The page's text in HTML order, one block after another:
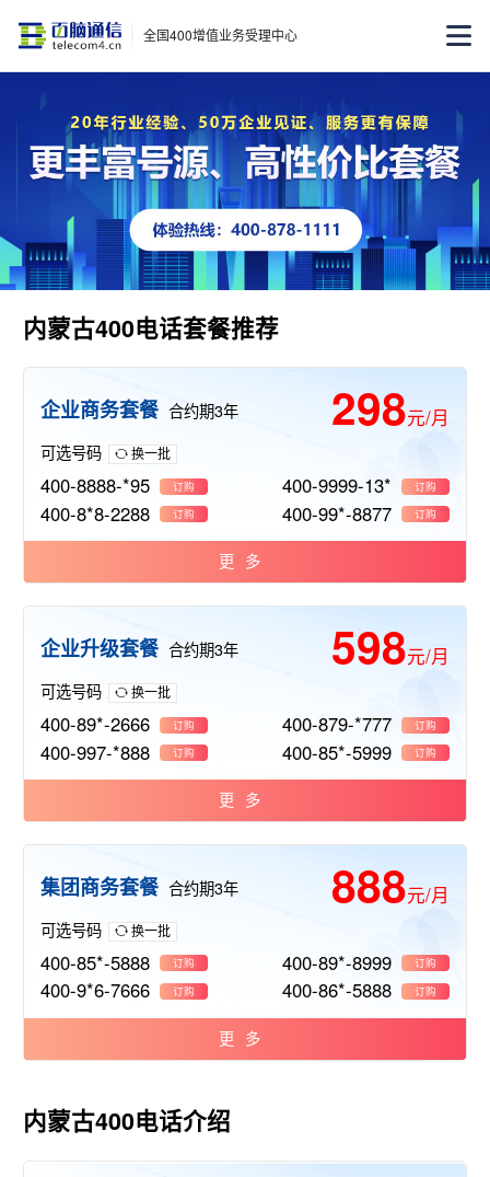
全国400增值业务受理中心
内蒙古400电话套餐推荐
企业商务套餐 合约期3年 298元/月
可选号码 换一批
400-8888-*95 订购 400-9999-13* 订购
400-8*8-2288 订购 400-99*-8877 订购
更多
企业升级套餐 合约期3年 598元/月
可选号码 换一批
400-89*-2666 订购 400-879-*777 订购
400-997-*888 订购 400-85*-5999 订购
更多
集团商务套餐 合约期3年 888元/月
可选号码 换一批
400-85*-5888 订购 400-89*-8999 订购
400-9*6-7666 订购 400-86*-5888 订购
更多
内蒙古400电话介绍